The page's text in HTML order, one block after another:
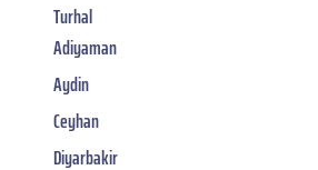
Turhal
Adiyaman
Aydin
Ceyhan
Diyarbakir